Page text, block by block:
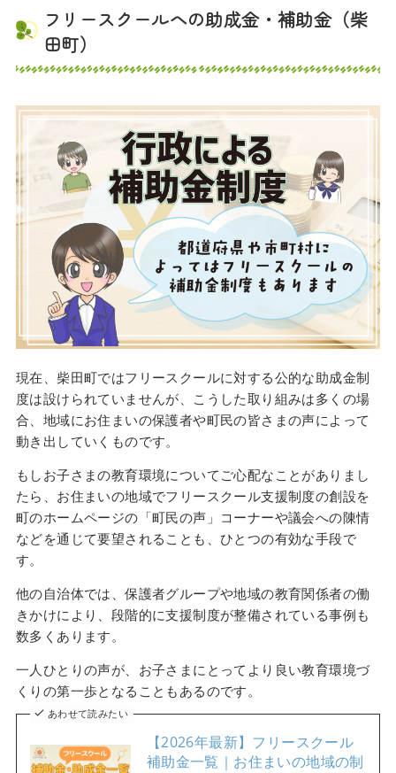
フリースクールへの助成金・補助金（柴
田町）
現在、柴田町ではフリースクールに対する公的な助成金制
度は設けられていませんが、こうした取り組みは多くの場
合、地域にお住まいの保護者や町民の皆さまの声によって
動き出していくものです。
もしお子さまの教育環境についてご心配なことがありまし
たら、お住まいの地域でフリースクール支援制度の創設を
町のホームページの「町民の声」コーナーや議会への陳情
などを通じて要望されることも、ひとつの有効な手段で
す。
他の自治体では、保護者グループや地域の教育関係者の働
きかけにより、段階的に支援制度が整備されている事例も
数多くあります。
一人ひとりの声が、お子さまにとってより良い教育環境づ
くりの第一歩となることもあるのです。
あわせて読みたい
【2026年最新】フリースクール
補助金一覧｜お住まいの地域の制